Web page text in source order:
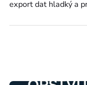
export dat hladký a